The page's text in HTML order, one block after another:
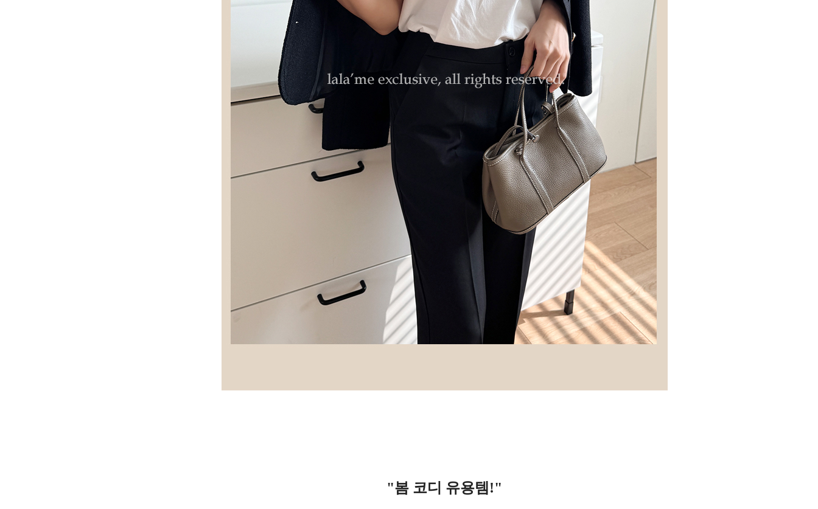
"봄 코디 유용템!"